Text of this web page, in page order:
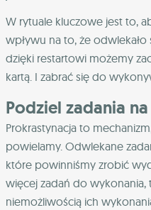
W rytuale kluczowe jest to,
wpływu na to, że
dzięki restartowi możemy
kartą. I zabrać się do
Podziel zadania
Prokrastynacja to
powielamy. Odwlekane
które powinniśmy zrobić
więcej zadań do wykonania,
niemożliwością ich